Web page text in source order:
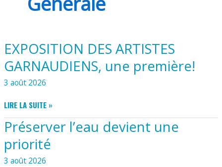
EXPOSITION DES ARTISTES
GARNAUDIENS, une première!
3 août 2026
EXPOSITION
DES
ARTISTES
GARNAUDIENS,
UNE
PREMIÈRE!
LIRE LA SUITE »
Préserver l’eau devient une
priorité
3 août 2026